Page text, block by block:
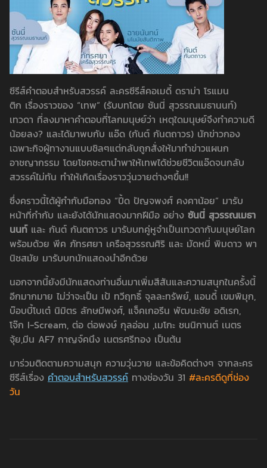
ซีรีส์คำตอบสำหรับสวรรค์ ละครซีรีส์คอเมดี้ ดราม่า โรแมน
ติก เรื่องราวของ “เทพ” (รับบทโดย ซันนี่ สุวรรณเมธานนท์)
เทวดา ที่ลงมาหาคำตอบที่โลกมนุษย์ว่า เหตุใดมนุษย์จึงทำความดี
น้อยลง? และได้มาพบกับ แอ๊ด (กันต์ กันตถาวร) นักข่าวกอง
เฉพาะกิจผู้ทางานแบบชิลๆแต่กลับถูกสั่งให้มาทำข่าวแผนก
อาชญากรรม โดยโชคชะตานำพาให้เทพได้ช่วยชีวิตแอ๊ดจนกลับ
สวรรค์ไม่ทัน ทำให้เกิดเรื่องราววุ่นวายต่างๆขึ้น!!
ซึ่งคราวนี้ได้ผู้กำกับมือทอง “ปี้ด ปัญจพงศ์ คงคาน้อย” มารับ
หน้าที่กำกับ และยังได้นักแสดงมากฝีมือ อย่าง ซันนี่ สุวรรณเมธา
นนท์และ กันต์ กันตถาวร มารับบทคู่หูจำเป็นเทวดากับมนุษย์โลก
พร้อมด้วย พีค ภัทรศยา เครือสุวรรณศิริ และ มัดหมี่ พิมดาว พา
นิชสมัย มารับบทนักแสดงนำอีกด้วย
นอกจากนี้ยังมีนักแสดงท่านอื่นมาเพิ่มสีสันและความสนุกในครั้งนี้
อีกมากมาย ไม่ว่าจะเป็น เป้ ทวีฤทธิ์ จุลละทรัพย์, แอนดี้ เขมพิมุก,
บ๊อบบี้โบเต๋ นิมิตร ลักษมีพงศ์, แจ็คเกอรีน พัฒนะชัย อดิเรก,
โจ๊ก I-Scream, ต่อ ต่อพงษ์ กุลอ่อน ,เมโกะ ชนนิกานต์ เนตร
จุ้ย,มีน AF7 กาญจ์คนึง เนตรศรีทอง เป็นต้น
มาร่วมติดตามความสนุก ความวุ่นวาย และข้อคิดต่างๆ จากละคร
ซีรีส์เรื่อง คำตอบสำหรับสวรรค์ ทางช่องวัน 31 #ละครดีดูที่ช่อง
วัน